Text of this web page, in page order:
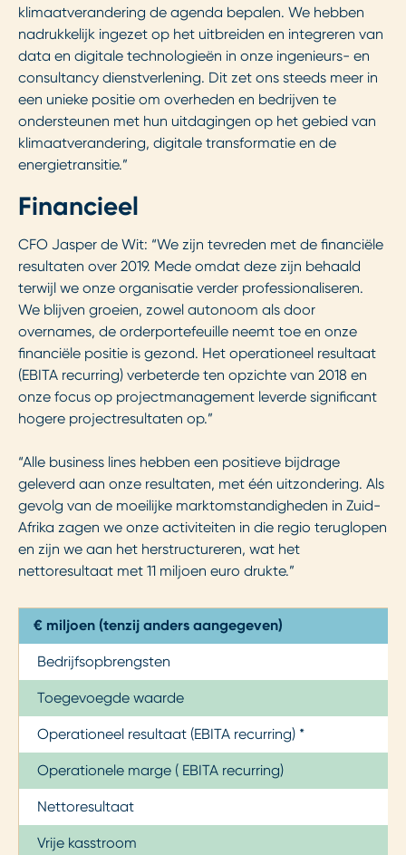
klimaatverandering de agenda bepalen. We hebben
nadrukkelijk ingezet op het uitbreiden en integreren van
data en digitale technologieën in onze ingenieurs- en
consultancy dienstverlening. Dit zet ons steeds meer in
een unieke positie om overheden en bedrijven te
ondersteunen met hun uitdagingen op het gebied van
klimaatverandering, digitale transformatie en de
energietransitie.”
Financieel
CFO Jasper de Wit: “We zijn tevreden met de financiële
resultaten over 2019. Mede omdat deze zijn behaald
terwijl we onze organisatie verder professionaliseren.
We blijven groeien, zowel autonoom als door
overnames, de orderportefeuille neemt toe en onze
financiële positie is gezond. Het operationeel resultaat
(EBITA recurring) verbeterde ten opzichte van 2018 en
onze focus op projectmanagement leverde significant
hogere projectresultaten op.”
“Alle business lines hebben een positieve bijdrage
geleverd aan onze resultaten, met één uitzondering. Als
gevolg van de moeilijke marktomstandigheden in Zuid-
Afrika zagen we onze activiteiten in die regio teruglopen
en zijn we aan het herstructureren, wat het
nettoresultaat met 11 miljoen euro drukte.”
€ miljoen (tenzij anders aangegeven)
Bedrijfsopbrengsten
Toegevoegde waarde
Operationeel resultaat (EBITA recurring) *
Operationele marge ( EBITA recurring)
Nettoresultaat
Vrije kasstroom